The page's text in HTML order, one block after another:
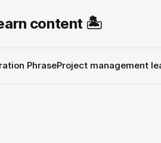
content 🏝️
PhraseProject management